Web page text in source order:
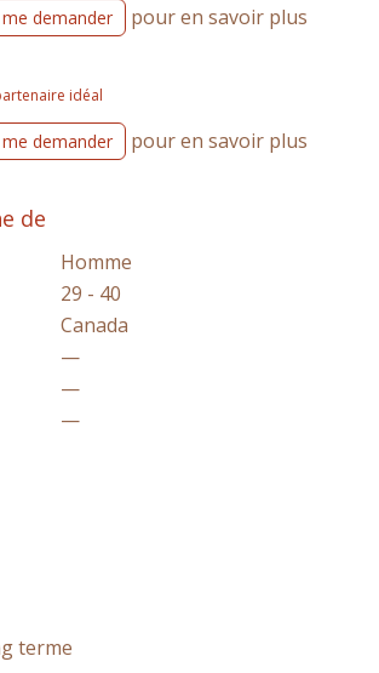
demander pour en savoir plus
idéal
demander pour en savoir plus
de
Homme
29 - 40
Canada
—
—
—
terme